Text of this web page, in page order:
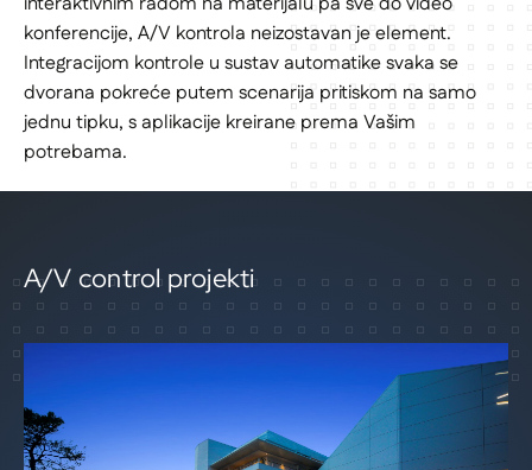
konferencije, A/V kontrola neizostavan je element.
Integracijom kontrole u sustav automatike svaka se
dvorana pokreće putem scenarija pritiskom na samo
jednu tipku, s aplikacije kreirane prema Vašim
potrebama.
A/V control projekti